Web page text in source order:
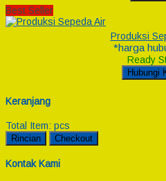
Best Seller
Produksi
*harga
Ready
Hubungi
Keranjang
Total Item: pcs
Rincian Checkout
Kontak Kami